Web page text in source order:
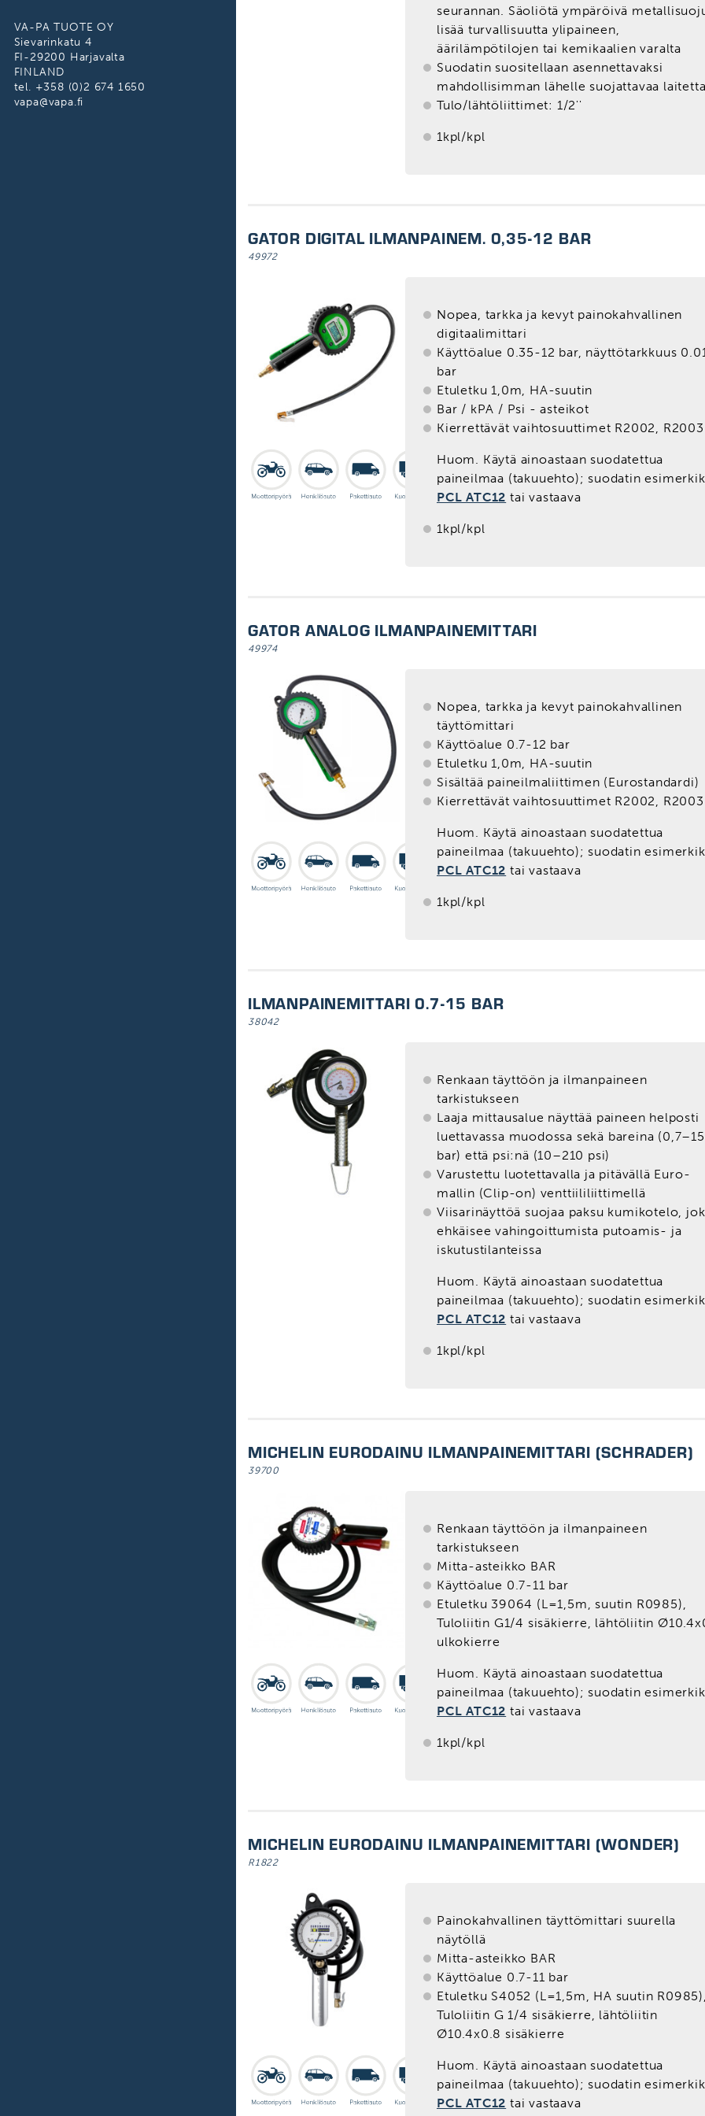
Pultin puhdistus
Pensselit
Rengasraudat
VA-PA TUOTE OY
Sievarinkatu 4
FI-29200 Harjavalta
FINLAND
tel. +358 (0)2 674 1650
vapa@vapa.fi
seurannan. Säoliötä ympäröivä
lisää turvallisuutta ylipaineen,
äärilämpötilojen tai kemikaalien varalta
Suodatin suositellaan asennettavaksi
mahdollisimman lähelle suojattavaa
Tulo/lähtöliittimet: 1/2''
1kpl/kpl
GATOR DIGITAL ILMANPAINEM. 0,35-12 BAR
49972
Nopea, tarkka ja kevyt painokahvallinen
digitaalimittari
Käyttöalue 0.35-12 bar, näyttötarkkuus
bar
Etuletku 1,0m, HA-suutin
Bar / kPA / Psi - asteikot
Kierrettävät vaihtosuuttimet R2002, R2003
Huom. Käytä ainoastaan suodatettua
paineilmaa (takuuehto); suodatin
PCL ATC12 tai vastaava
1kpl/kpl
GATOR ANALOG ILMANPAINEMITTARI
49974
Nopea, tarkka ja kevyt painokahvallinen
täyttömittari
Käyttöalue 0.7-12 bar
Etuletku 1,0m, HA-suutin
Sisältää paineilmaliittimen (Eurostandardi)
Kierrettävät vaihtosuuttimet R2002, R2003
Huom. Käytä ainoastaan suodatettua
paineilmaa (takuuehto); suodatin
PCL ATC12 tai vastaava
1kpl/kpl
ILMANPAINEMITTARI 0.7-15 BAR
38042
Renkaan täyttöön ja ilmanpaineen
tarkistukseen
Laaja mittausalue näyttää paineen helposti
luettavassa muodossa sekä bareina (0,7–15
bar) että psi:nä (10–210 psi)
Varustettu luotettavalla ja pitävällä Euro-
mallin (Clip-on) venttiililiittimellä
Viisarinäyttöä suojaa paksu kumikotelo,
ehkäisee vahingoittumista putoamis- ja
iskutustilanteissa
Huom. Käytä ainoastaan suodatettua
paineilmaa (takuuehto); suodatin
PCL ATC12 tai vastaava
1kpl/kpl
MICHELIN EURODAINU ILMANPAINEMITTARI (SCHRADER)
39700
Renkaan täyttöön ja ilmanpaineen
tarkistukseen
Mitta-asteikko BAR
Käyttöalue 0.7-11 bar
Etuletku 39064 (L=1,5m, suutin R0985),
Tuloliitin G1/4 sisäkierre, lähtöliitin
ulkokierre
Huom. Käytä ainoastaan suodatettua
paineilmaa (takuuehto); suodatin
PCL ATC12 tai vastaava
1kpl/kpl
MICHELIN EURODAINU ILMANPAINEMITTARI (WONDER)
R1822
Painokahvallinen täyttömittari suurella
näytöllä
Mitta-asteikko BAR
Käyttöalue 0.7-11 bar
Etuletku S4052 (L=1,5m, HA suutin
Tuloliitin G 1/4 sisäkierre, lähtöliitin
Ø10.4x0.8 sisäkierre
Huom. Käytä ainoastaan suodatettua
paineilmaa (takuuehto); suodatin
PCL ATC12 tai vastaava